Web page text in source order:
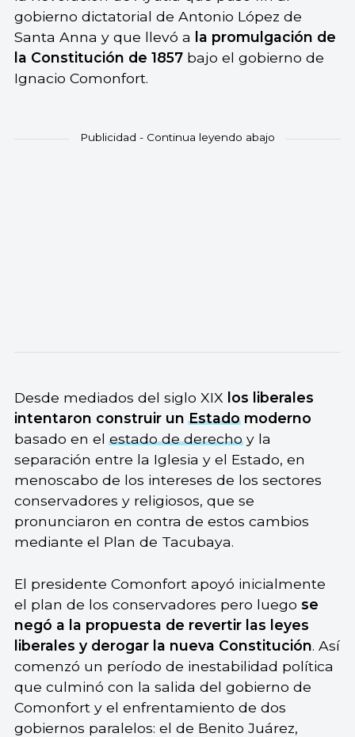
gobierno dictatorial de Antonio López de
Santa Anna y que llevó a
la promulgación de
la Constitución de 1857bajo el gobierno de
Ignacio Comonfort.
Desde mediados del siglo XIX los liberales
intentaron construir unEstado moderno
basado en elestado de derechoy la
separación entre la Iglesia y el Estado, en
menoscabo de los intereses de los sectores
conservadores y religiosos, que se
pronunciaron en contra de estos cambios
mediante el Plan de Tacubaya.
El presidente Comonfort apoyó inicialmente
el plan de los conservadores pero luego se
negó a la propuesta de revertir las leyes
liberales y derogar la nueva Constitución. Así
comenzó un período de inestabilidad política
que culminó con la salida del gobierno de
Comonfort y el enfrentamiento de dos
gobiernos paralelos: el de Benito Juárez,